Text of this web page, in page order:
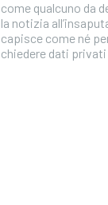
come qualcuno da
la notizia
capisce come né
chiedere dati privati